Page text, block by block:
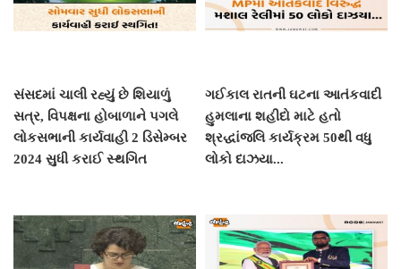
સંસદમાં ચાલી રહ્યું છે શિયાળું
સત્ર, વિપક્ષના હોબાળાને પગલે
લોકસભાની કાર્યવાહી 2 ડિસેમ્બર
2024 સુધી કરાઈ સ્થગિત
ગઈકાલ રાતની ઘટના આતંકવાદી
હુમલાના શહીદો માટે હતો
શ્રદ્ધાંજલિ કાર્યક્રમ 50થી વધુ
લોકો દાઝયા...